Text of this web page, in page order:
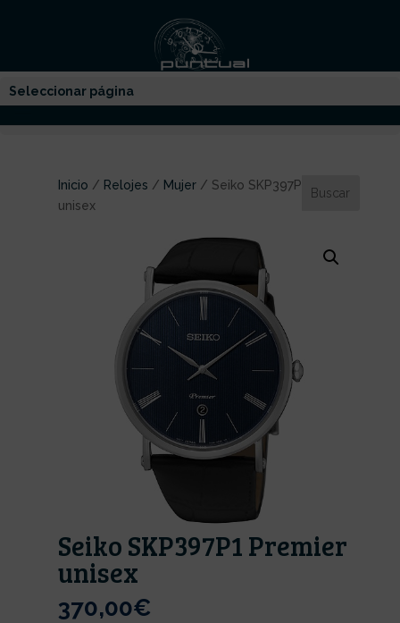
Seleccionar página
Inicio / Relojes / Mujer/ Seiko SKP397P1 Premier
unisex
Seiko SKP397P1 Premier
unisex
370,00€